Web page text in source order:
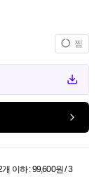
찜
이하 : 99,600원 / 3